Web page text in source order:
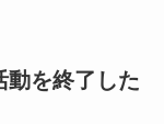
動を終了した